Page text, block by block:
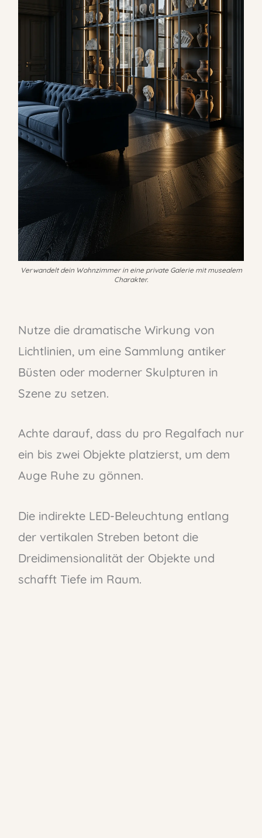
Verwandelt dein Wohnzimmer in eine private Galerie mit musealem
Charakter.
Nutze die dramatische Wirkung von
Lichtlinien, um eine Sammlung antiker
Büsten oder moderner Skulpturen in
Szene zu setzen.
Achte darauf, dass du pro Regalfach nur
ein bis zwei Objekte platzierst, um dem
Auge Ruhe zu gönnen.
Die indirekte LED-Beleuchtung entlang
der vertikalen Streben betont die
Dreidimensionalität der Objekte und
schafft Tiefe im Raum.